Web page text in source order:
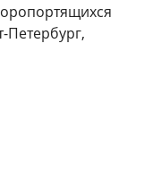
Петербург,